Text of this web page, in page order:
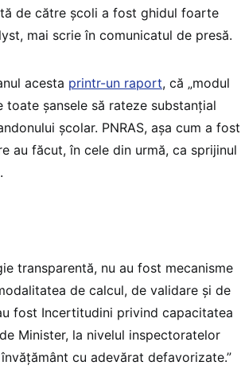
de către școli a fost ghidul foarte
mai scrie în comunicatul de presă.
acesta printr-un raport, că „modul
șansele să rateze substanțial
școlar. PNRAS, așa cum a fost
au făcut, în cele din urmă, ca sprijinul
transparentă, nu au fost mecanisme
de calcul, de validare și de
fost Incertitudini privind capacitatea
Minister, la nivelul inspectoratelor
cu adevărat defavorizate.”